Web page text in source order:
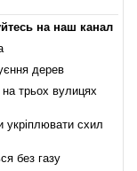
на наш канал
дерев
трьох вулицях
укріплювати схил
без газу